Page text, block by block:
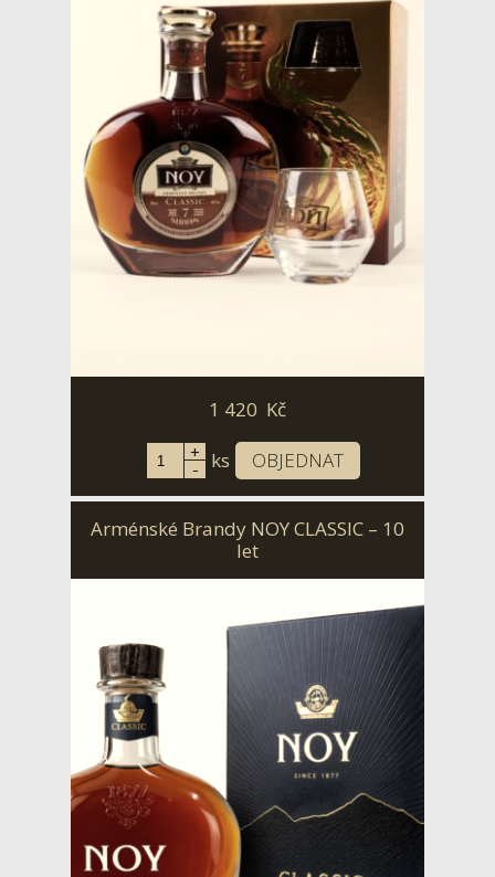
1 420 Kč
+
- ks OBJEDNAT
Arménské Brandy NOY CLASSIC – 10
let